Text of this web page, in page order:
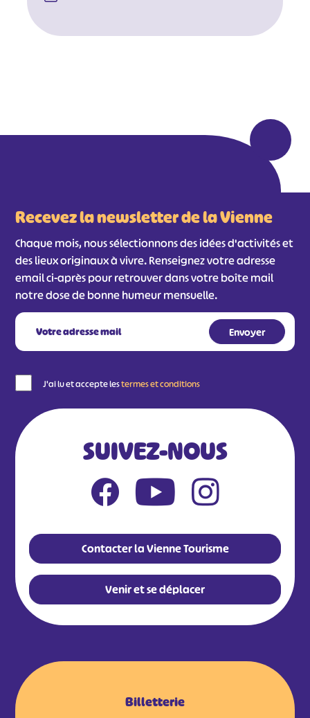
Recevez la newsletter de la Vienne
Chaque mois, nous sélectionnons des idées d'activités et
des lieux originaux à vivre. Renseignez votre adresse
email ci-après pour retrouver dans votre boîte mail
notre dose de bonne humeur mensuelle.
J'ai lu et accepte lestermes et conditions
SUIVEZ-NOUS
Contacter la Vienne Tourisme
Venir et se déplacer
Billetterie